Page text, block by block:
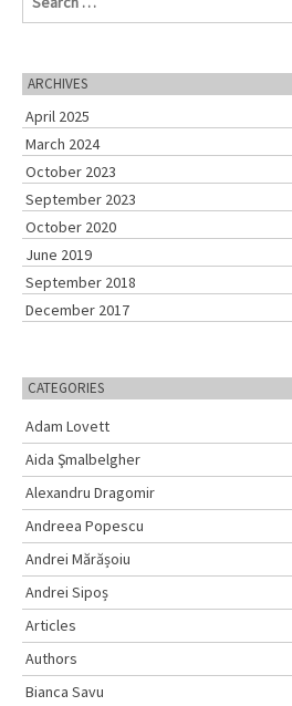
c
h
f
o
r
:
ARCHIVES
April 2025
March 2024
October 2023
September 2023
October 2020
June 2019
September 2018
December 2017
CATEGORIES
Adam Lovett
Aida Şmalbelgher
Alexandru Dragomir
Andreea Popescu
Andrei Mărășoiu
Andrei Sipoș
Articles
Authors
Bianca Savu